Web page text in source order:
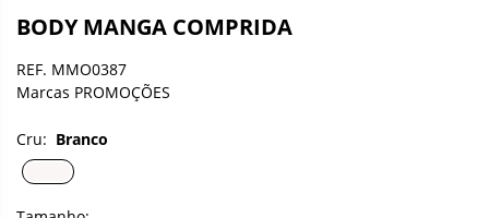
BODY MANGA COMPRIDA
REF. MMO0387
Marcas PROMOÇÕES
Cru: Branco